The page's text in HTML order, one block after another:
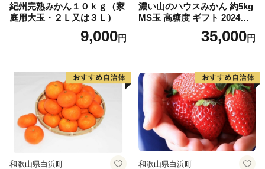
紀州完熟みかん１０ｋｇ（家
庭用大玉・２Ｌ又は３Ｌ）
9,000円
濃い山のハウスみかん 約5kg
MS玉 高糖度 ギフト 2024年7
35,000円
和歌山県白浜町 和歌山県白浜町